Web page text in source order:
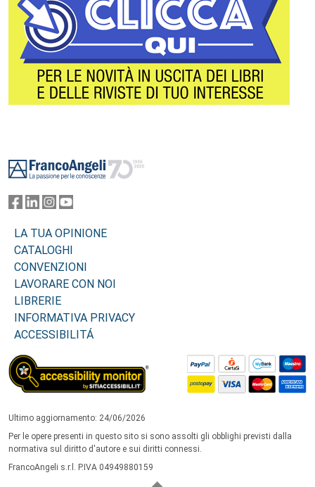
LA TUA OPINIONE
CATALOGHI
CONVENZIONI
LAVORARE CON NOI
LIBRERIE
INFORMATIVA PRIVACY
ACCESSIBILITÁ
Ultimo aggiornamento: 24/06/2026
Per le opere presenti in questo sito si sono assolti gli obblighi previsti dalla
normativa sul diritto d'autore e sui diritti connessi.
FrancoAngeli s.r.l. P.IVA 04949880159